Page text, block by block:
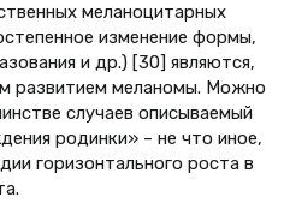
меланоцитарных
изменение формы,
и др.) [30] являются,
развитием меланомы. Можно
случаев описываемый
родинки» – не что иное,
горизонтального роста в